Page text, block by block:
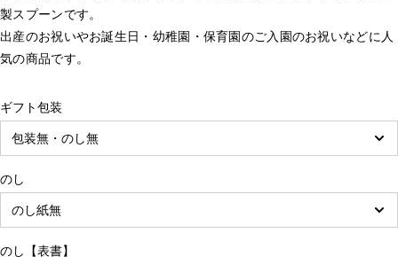
製スプーンです。
出産のお祝いやお誕生日・幼稚園・保育園のご入園のお祝いなどに人
気の商品です。
ギフト包装
のし
のし【表書】